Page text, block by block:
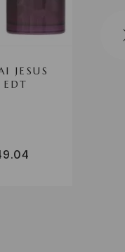
JESUS